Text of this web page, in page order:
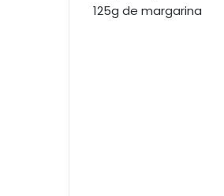
125g de margarina